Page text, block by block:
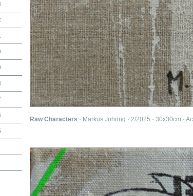
Raw Characters · Markus Jöhring · 2/2025 · 30x30cm ·